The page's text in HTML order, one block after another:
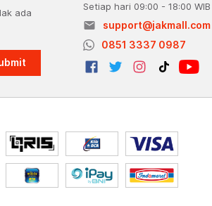
ada
Setiap hari 09:00 - 18:00 WIB
email
support@jakmall.com
0851 3337 0987